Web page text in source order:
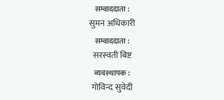
सम्वाददाता :
सुमन अधिकारी
सम्वाददाता :
सरस्वती बिष्ट
व्यवस्थापक :
गोविन्द सुवेदी